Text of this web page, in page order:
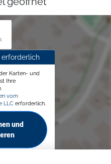
Karten- und
Ihre
vom
LLC erforderlich.
und